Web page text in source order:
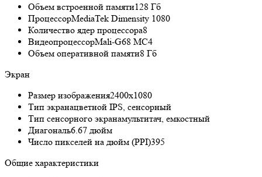
Объем встроенной памяти128 Гб
ПроцессорMediaTek Dimensity 1080
Количество ядер процессора8
ВидеопроцессорMali-G68 MC4
Объем оперативной памяти8 Гб
Экран
Размер изображения2400x1080
Тип экранацветной IPS, сенсорный
Тип сенсорного экранамультитач, емкостный
Диагональ6.67 дюйм
Число пикселей на дюйм (PPI)395
Общие характеристики